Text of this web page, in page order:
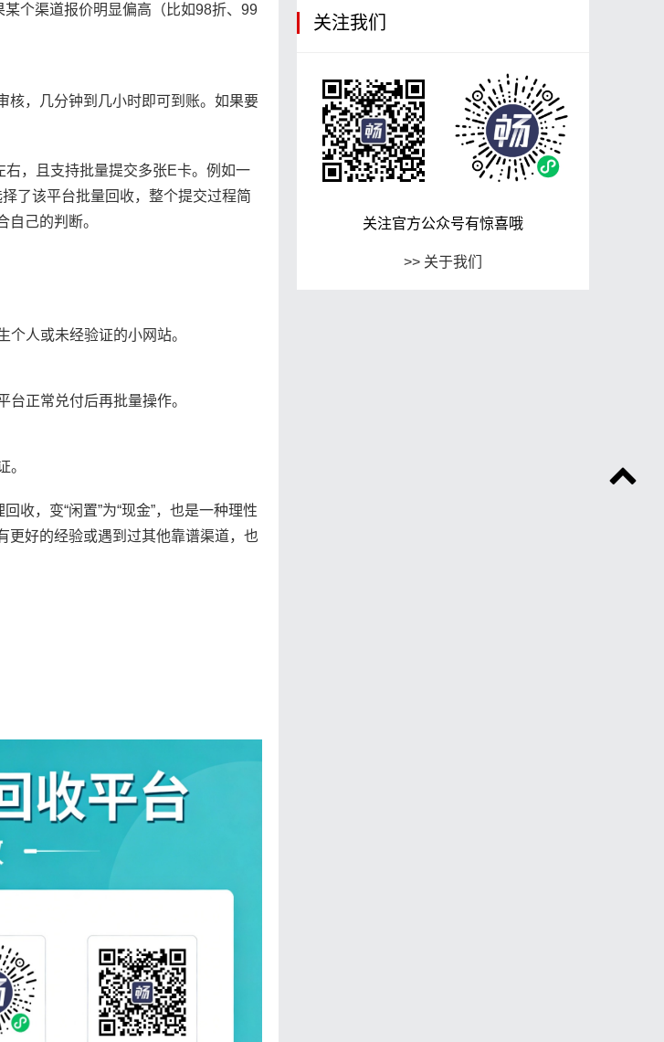
个渠道报价明显偏高（比如98折、99
核，几分钟到几小时即可到账。如果要
右，且支持批量提交多张E卡。例如一
了该平台批量回收，整个提交过程简
己的判断。
个人或未经验证的小网站。
正常兑付后再批量操作。
。
收，变“闲置”为“现金”，也是一种理性
更好的经验或遇到过其他靠谱渠道，也
关注我们
关注官方公众号有惊喜哦
>> 关于我们